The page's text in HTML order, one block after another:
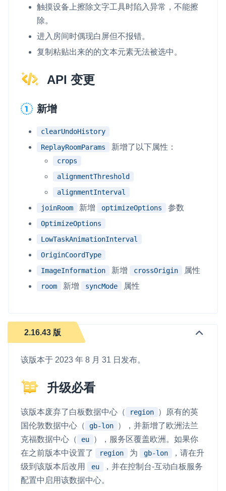
触摸设备上擦除文字工具时陷入异常，不能擦
除。
进入房间时偶现白屏但不报错。
复制粘贴出来的的文本元素无法被选中。
API 变更
新增
clearUndoHistory
ReplayRoomParams
新增了以下属性：
crops
alignmentThreshold
alignmentInterval
joinRoom
新增 optimizeOptions 参数
OptimizeOptions
LowTaskAnimationInterval
OriginCoordType
ImageInformation
新增 crossOrigin 属性
room 新增 syncMode 属性
2.16.43 版
该版本于 2023 年 8 月 31 日发布。
升级必看
该版本废弃了白板数据中心（ region
）原有的英
国伦敦数据中心（
gb-lon
），并新增了欧洲法兰
克福数据中心（
eu
），服务区覆盖欧洲。如果你
在之前版本中设置了
region 为 gb-lon
，请在升
级到该版本后改用
eu
，并在控制台-互动白板服务
配置中启用该数据中心。